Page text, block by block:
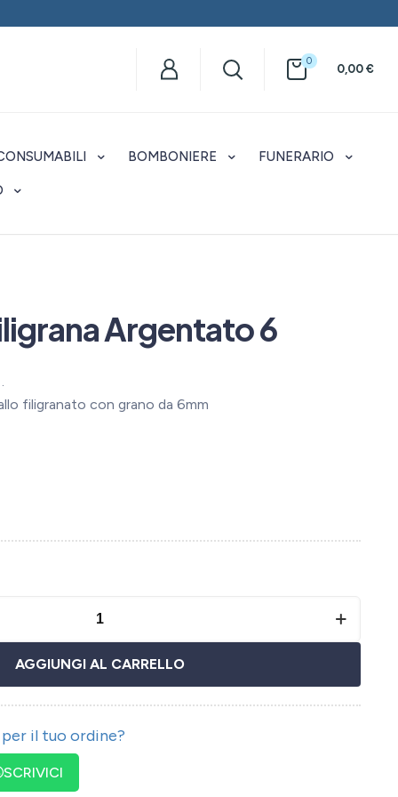
0
0,00€
BOMBONIERE FUNERARIO
Argentato 6
filigranato con grano da 6mm
AGGIUNGI AL CARRELLO
il tuo ordine?
SCRIVICI